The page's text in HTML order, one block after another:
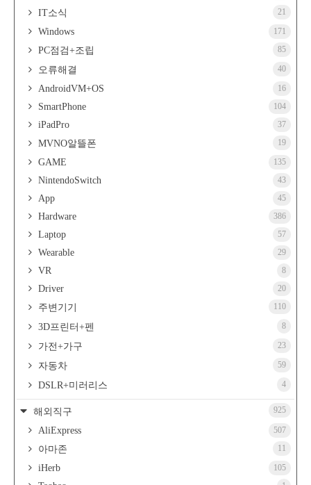
IT소식 21
Windows 171
PC점검+조립 85
오류해결 40
AndroidVM+OS 16
SmartPhone 104
iPadPro 37
MVNO알뜰폰 19
GAME 135
NintendoSwitch 43
App 45
Hardware 386
Laptop 57
Wearable 29
VR 8
Driver 20
주변기기 110
3D프린터+펜 8
가전+가구 23
자동차 59
DSLR+미러리스 4
해외직구 925
AliExpress 507
아마존 11
iHerb 105